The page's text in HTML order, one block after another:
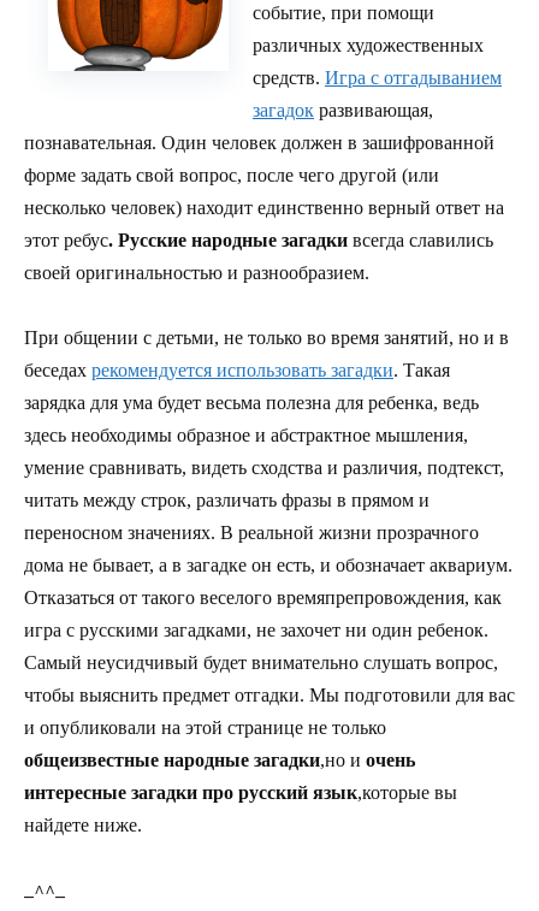
событие, при помощи
различных художественных
средств. Игра с отгадыванием
загадок развивающая,
познавательная. Один человек должен в зашифрованной
форме задать свой вопрос, после чего другой (или
несколько человек) находит единственно верный ответ на
этот ребус. Русские народные загадки всегда славились
своей оригинальностью и разнообразием.
При общении с детьми, не только во время занятий, но и в
беседах рекомендуется использовать загадки. Такая
зарядка для ума будет весьма полезна для ребенка, ведь
здесь необходимы образное и абстрактное мышления,
умение сравнивать, видеть сходства и различия, подтекст,
читать между строк, различать фразы в прямом и
переносном значениях. В реальной жизни прозрачного
дома не бывает, а в загадке он есть, и обозначает аквариум.
Отказаться от такого веселого времяпрепровождения, как
игра с русскими загадками, не захочет ни один ребенок.
Самый неусидчивый будет внимательно слушать вопрос,
чтобы выяснить предмет отгадки. Мы подготовили для вас
и опубликовали на этой странице не только
общеизвестные народные загадки,но и очень
интересные загадки про русский язык,которые вы
найдете ниже.
_^^_